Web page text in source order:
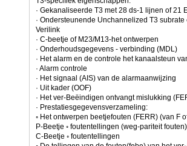
· Gekanaliseerde T3 met 28 ds-1 lijnen of 21
· Ondersteunende Unchannelized T3
Verilink
· C-beetje of M23/M13-het ontwerpen
· Onderhoudsgegevens - verbinding (MDL)
· Het alarm en de controle het kanaalsteun
· Alarm controle
· Het signaal (AIS) van de alarmaanwijzing
· Uit kader (OOF)
· Het ver-Beëindigen ontvangt mislukking
· Prestatiesgegevensverzameling:
◦ Het ontwerpen beetjefouten (FERR) (van F
P-Beetje ◦ foutentellingen (weg-pariteit fouten)
C-Beetje ◦ foutentellingen